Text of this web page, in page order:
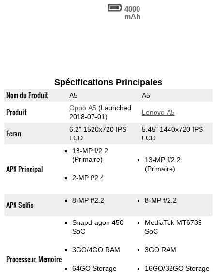
4000
mAh
Spécifications Principales
Nom du Produit A5 A5
Produit Oppo A5 (Launched
2018-07-01)
Lenovo A5
Ecran
6.2" 1520x720 IPS
LCD
5.45" 1440x720 IPS
LCD
APN Principal
13-MP f/2.2
(Primaire)
2-MP f/2.4
13-MP f/2.2
(Primaire)
APN Selfie 8-MP f/2.2 8-MP f/2.2
Processeur, Memoire
Snapdragon 450
SoC
3GO/4GO RAM
64GO Storage
MediaTek MT6739
SoC
3GO RAM
16GO/32GO Storage